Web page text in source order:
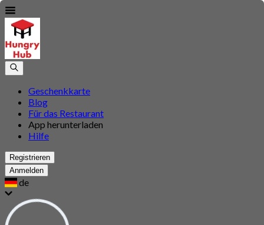
Geschenkkarte
Blog
Für das Restaurant
App herunterladen
Hilfe
Registrieren
Anmelden
de